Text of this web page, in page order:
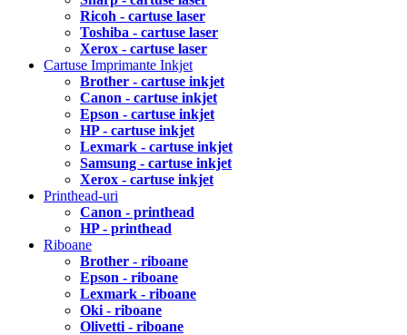
Ricoh - cartuse laser
Toshiba - cartuse laser
Xerox - cartuse laser
Cartuse Imprimante Inkjet
Brother - cartuse inkjet
Canon - cartuse inkjet
Epson - cartuse inkjet
HP - cartuse inkjet
Lexmark - cartuse inkjet
Samsung - cartuse inkjet
Xerox - cartuse inkjet
Printhead-uri
Canon - printhead
HP - printhead
Riboane
Brother - riboane
Epson - riboane
Lexmark - riboane
Oki - riboane
Olivetti - riboane